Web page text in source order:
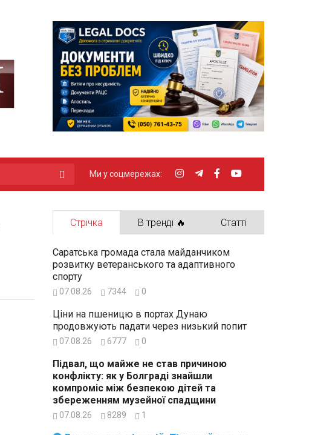
Ми у соцмережах:
Стрічка В тренді 🔥 Статті
Саратська громада стала майданчиком
розвитку ветеранського та адаптивного
спорту
07.08.26 7344 0
Ціни на пшеницю в портах Дунаю
продовжують падати через низький попит
07.08.26 6777 0
Підвал, що майже не став причиною
конфлікту: як у Болграді знайшли
компроміс між безпекою дітей та
збереженням музейної спадщини
07.08.26 8289 1